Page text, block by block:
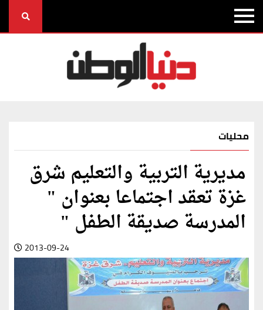
محليات
مديرية التربية والتعليم شرق
غزة تعقد اجتماعا بعنوان "
المدرسة صديقة الطفل "
2013-09-24